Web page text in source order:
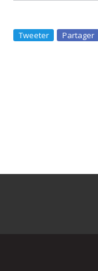
Tweeter Partager